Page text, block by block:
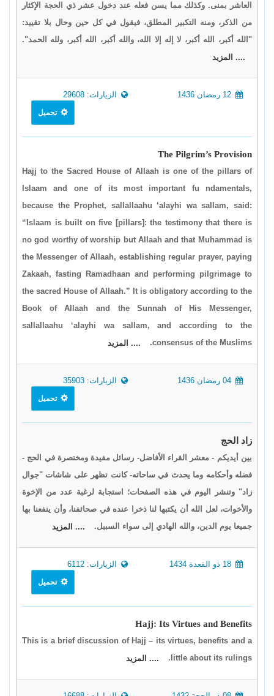
العاشر بمنى. وكذلك مما يسن فعله عند دخول عشر ذي الحجة الإكثار
من الذكر، ومنه التكبير المطلق، فيقول في كل حين وحال بلا تقييد:
"الله أكبر، الله أكبر، لا إله إلا الله، والله أكبر، الله أكبر، ولله الحمد".
.... المزيد
الزيارات: 29608
تحميل
The Pilgrim’s Provision
Hajj to the Sacred House of Allaah is one of the pillars of
Islaam and one of its most important fu ndamentals,
because the Prophet, sallallaahu ‘alayhi wa sallam, said:
“Islaam is built on five [pillars]: the testimony that there is
no god worthy of worship but Allaah and that Muhammad is
the Messenger of Allaah, establishing regular prayer, paying
Zakaah, fasting Ramadhaan and performing pilgrimage to
the sacred House of Allaah.” It is obligatory according to the
Book of Allaah and the Sunnah of His Messenger,
sallallaahu ‘alayhi wa sallam, and according to the
consensus of the Muslims.
.... المزيد
الزيارات: 35903
تحميل
زاد الحج
بين أيديكم - معشر القراء الأفاضل- رسائل مفيدة ومختصرة في الحج -
فضله وأحكامه وما يحدث في ساحاته- كانت تظهر على شاشات "جوال
زاد" وتنشر اليوم في هذه الصفحات؛ استجابة لرغبة عدد من الإخوة
والأخوات، لعل الله أن يكتبها لنا ذخرا عنده في صحائفنا، وأن ينفعنا بها
جميعا يوم الدين، والله الهادي إلى سواء السبيل.
.... المزيد
الزيارات: 6112
تحميل
Hajj: Its Virtues and Benefits
This is a brief discussion of Hajj – its virtues, benefits and a
little about its rulings.
.... المزيد